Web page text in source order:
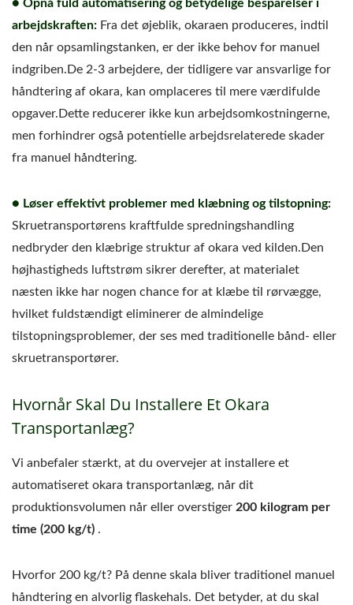
● Opnå fuld automatisering og betydelige besparelser i
arbejdskraften: Fra det øjeblik, okaraen produceres, indtil
den når opsamlingstanken, er der ikke behov for manuel
indgriben.De 2-3 arbejdere, der tidligere var ansvarlige for
håndtering af okara, kan omplaceres til mere værdifulde
opgaver.Dette reducerer ikke kun arbejdsomkostningerne,
men forhindrer også potentielle arbejdsrelaterede skader
fra manuel håndtering.
● Løser effektivt problemer med klæbning og tilstopning:
Skruetransportørens kraftfulde spredningshandling
nedbryder den klæbrige struktur af okara ved kilden.Den
højhastigheds luftstrøm sikrer derefter, at materialet
næsten ikke har nogen chance for at klæbe til rørvægge,
hvilket fuldstændigt eliminerer de almindelige
tilstopningsproblemer, der ses med traditionelle bånd- eller
skruetransportører.
Hvornår Skal Du Installere Et Okara
Transportanlæg?
Vi anbefaler stærkt, at du overvejer at installere et
automatiseret okara transportanlæg, når dit
produktionsvolumen når eller overstiger 200 kilogram per
time (200 kg/t) .
Hvorfor 200 kg/t? På denne skala bliver traditionel manuel
håndtering en alvorlig flaskehals. Det betyder, at du skal